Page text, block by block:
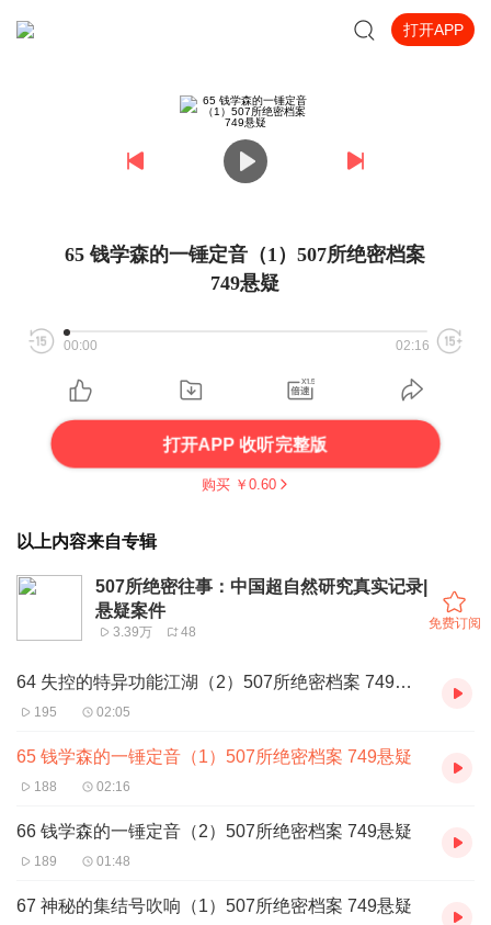
打开APP
65 钱学森的一锤定音（1）507所绝密档案
749悬疑
00:00 02:16
打开APP 收听完整版
购买 ￥ 0.60
以上内容来自专辑
507所绝密往事：中国超自然研究真实记录|
悬疑案件
3.39万 48
免费订阅
64 失控的特异功能江湖（2）507所绝密档案 749悬疑
195 02:05
65 钱学森的一锤定音（1）507所绝密档案 749悬疑
188 02:16
66 钱学森的一锤定音（2）507所绝密档案 749悬疑
189 01:48
67 神秘的集结号吹响（1）507所绝密档案 749悬疑